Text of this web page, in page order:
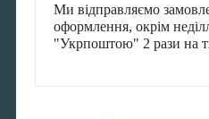
Ми відправляємо
оформлення, окрім
"Укрпоштою" 2 рази на